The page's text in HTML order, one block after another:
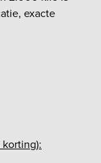
exacte